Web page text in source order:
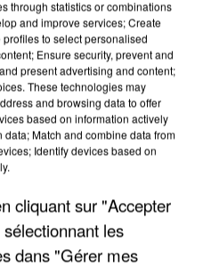
LES REFUGES
through statistics or combinations
and improve services; Create
to select personalised
Ensure security, prevent and
present advertising and content;
These technologies may
and browsing data to offer
based on information actively
Match and combine data from
Identify devices based on
cliquant sur "Accepter
les
dans "Gérer mes